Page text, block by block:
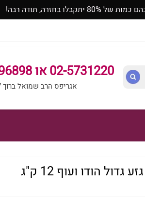
תודה רבה!
02-5731220 או 0559496898
אגריפס הרב שמואל ברוך 17 ירושלים
הודו ועוף 12 ק"ג